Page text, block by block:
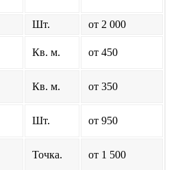
Шт.
от 2 000
Кв. м. от 450
Кв. м. от 350
Шт. от 950
Точка. от 1 500